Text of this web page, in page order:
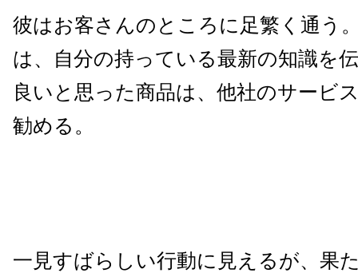
彼はお客さんのところに足繁く通う
は、自分の持っている最新の知識を
良いと思った商品は、他社のサービ
勧める。
一見すばらしい行動に見えるが、果